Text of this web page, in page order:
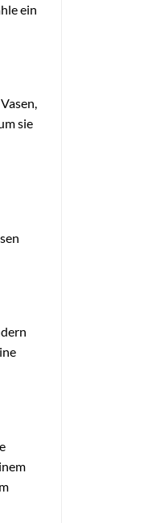
ein
sie